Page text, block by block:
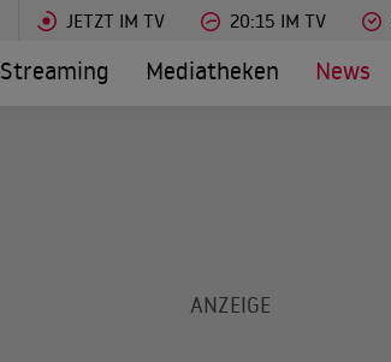
JETZT IM TV 20:15 IM TV
Streaming Mediatheken News